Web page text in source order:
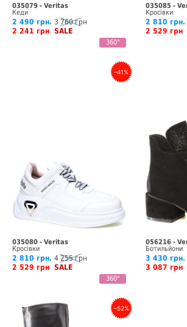
035079 - Veritas
Кеди
2 490 грн. 3 760 грн
2 241 грн SALE
360°
035085 -
Кросівки
2 810 грн.
2 529 грн
–41%
035080 - Veritas
Кросівки
2 810 грн. 4 255 грн
2 529 грн SALE
360°
056216 -
Ботильйони
3 430 грн.
3 087 грн
–52%